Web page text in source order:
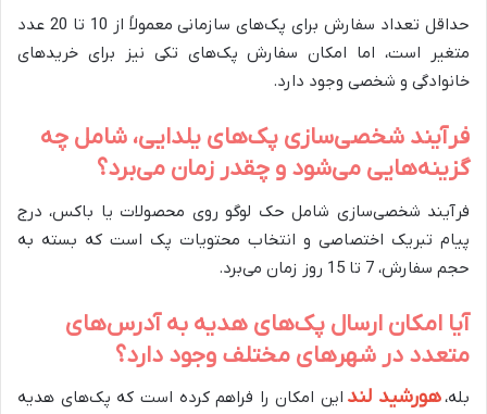
حداقل تعداد سفارش برای پک‌های سازمانی معمولاً از 10 تا 20 عدد
متغیر است، اما امکان سفارش پک‌های تکی نیز برای خریدهای
خانوادگی و شخصی وجود دارد.
فرآیند شخصی‌سازی پک‌های یلدایی، شامل چه
گزینه‌هایی می‌شود و چقدر زمان می‌برد؟
فرآیند شخصی‌سازی شامل حک لوگو روی محصولات یا باکس، درج
پیام تبریک اختصاصی و انتخاب محتویات پک است که بسته به
حجم سفارش، 7 تا 15 روز زمان می‌برد.
آیا امکان ارسال پک‌های هدیه به آدرس‌های
متعدد در شهرهای مختلف وجود دارد؟
بله،هورشید لند این امکان را فراهم کرده است که پک‌های هدیه